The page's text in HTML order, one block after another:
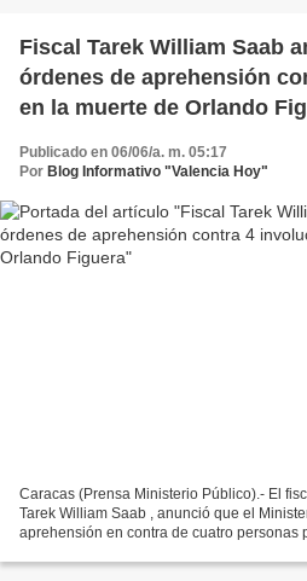
Fiscal Tarek William Saab
órdenes de aprehensión
en la muerte de Orlando
Publicado en 06/06/a. m. 05:17
Por Blog Informativo "Valencia Hoy"
Caracas (Prensa Ministerio Público).- El
Tarek William Saab , anunció que el
aprehensión en contra de cuatro personas